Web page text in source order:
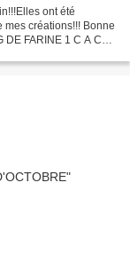
ont été
mes créations!!! Bonne
DE FARINE 1 C A C